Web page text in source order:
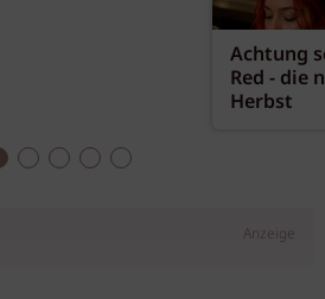
Achtung
Red - die
Herbst
Anzeige